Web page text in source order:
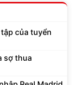
của tuyển
sợ thua